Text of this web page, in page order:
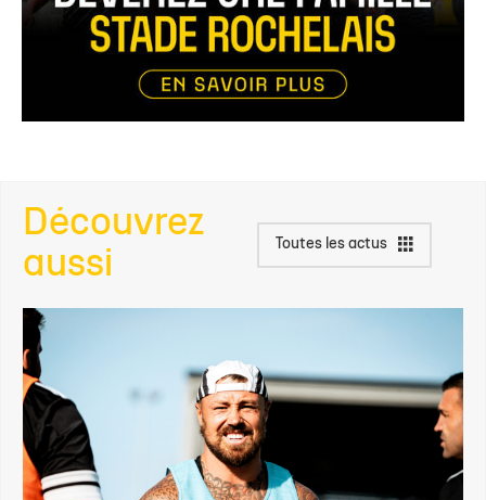
Découvrez
aussi
Toutes les actus